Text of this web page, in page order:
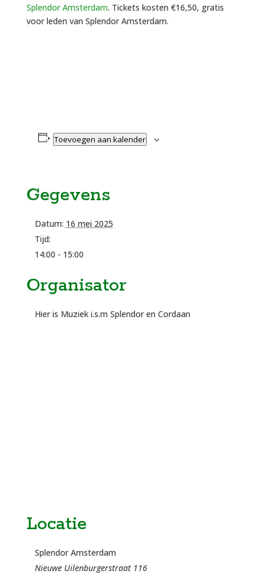
Splendor Amsterdam. Tickets kosten €16,50, gratis
voor leden van Splendor Amsterdam.
Toevoegen aan kalender
Gegevens
Datum: 16 mei 2025
Tijd:
14:00 - 15:00
Organisator
Hier is Muziek i.s.m Splendor en Cordaan
Locatie
Splendor Amsterdam
Nieuwe Uilenburgerstraat 116